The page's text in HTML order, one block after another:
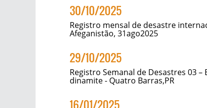
30/10/2025
Registro mensal de desastre
Afeganistão, 31ago2025
29/10/2025
Registro Semanal de Desastres 03
dinamite - Quatro Barras,PR
16/01/2025